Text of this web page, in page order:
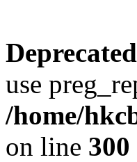
Deprecated
use
/home/
on line 300